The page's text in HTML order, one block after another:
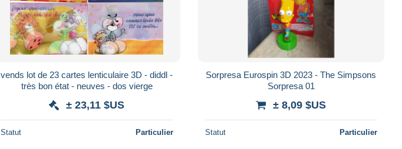
vends lot de 23 cartes lenticulaire 3D - diddl -
très bon état - neuves - dos vierge
± 23,11 $US
Statut Particulier
Sorpresa Eurospin 3D 2023 - The Simpsons
Sorpresa 01
± 8,09 $US
Statut Particulier